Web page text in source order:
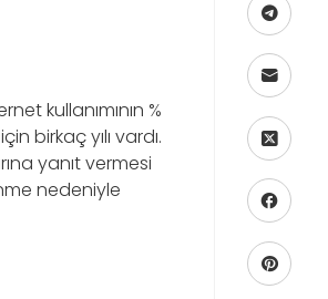
kullanımının %
birkaç yılı vardı.
yanıt vermesi
nedeniyle